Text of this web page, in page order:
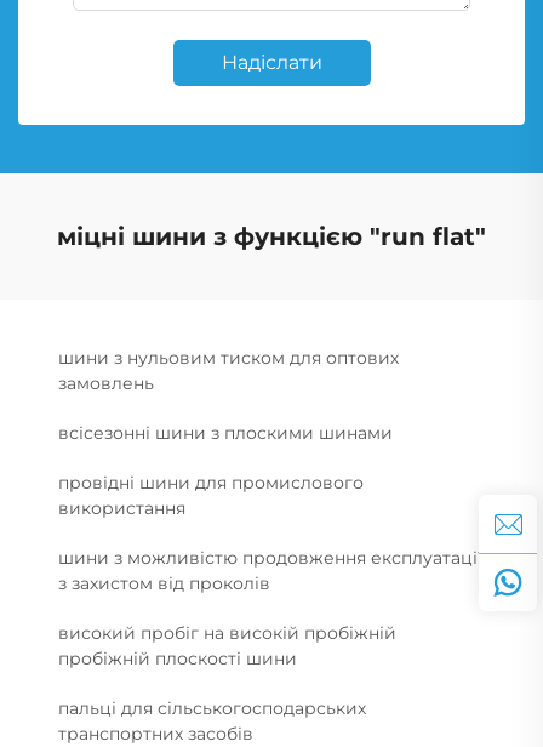
Надіслати
міцні шини з функцією "run flat"
шини з нульовим тиском для оптових
замовлень
всісезонні шини з плоскими шинами
провідні шини для промислового
використання
шини з можливістю продовження експлуатації
з захистом від проколів
високий пробіг на високій пробіжній
пробіжній плоскості шини
пальці для сільськогосподарських
транспортних засобів